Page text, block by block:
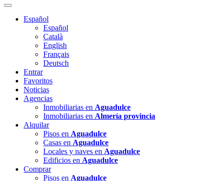
Español
Español
Català
English
Français
Deutsch
Entrar
Favoritos
Noticias
Agencias
Inmobiliarias en Aguadulce
Inmobiliarias en Almería provincia
Alquilar
Pisos en Aguadulce
Casas en Aguadulce
Locales y naves en Aguadulce
Edificios en Aguadulce
Comprar
Pisos en Aguadulce